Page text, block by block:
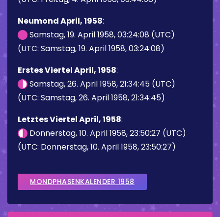
Neumond April, 1958:
Samstag, 19. April 1958, 03:24:08 (UTC)
(UTC: Samstag, 19. April 1958, 03:24:08)
Erstes Viertel April, 1958:
Samstag, 26. April 1958, 21:34:45 (UTC)
(UTC: Samstag, 26. April 1958, 21:34:45)
Letztes Viertel April, 1958:
Donnerstag, 10. April 1958, 23:50:27 (UTC)
(UTC: Donnerstag, 10. April 1958, 23:50:27)
MONDPHASENKALENDER 1958